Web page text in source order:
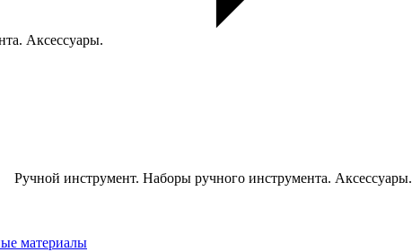
Аксессуары.
Ручной инструмент. Наборы ручного инструмента. Аксессуары.
материалы